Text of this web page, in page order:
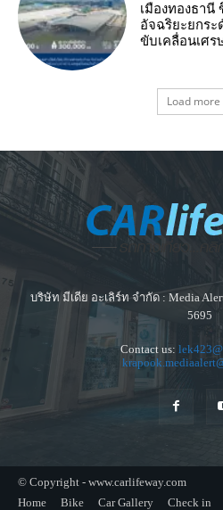
เมืองทองธานี
อัจฉริยะยกร
ขับเคลื่อนเศร
Load more
บริษัท มีเดีย อะเลิร์ท จำกัด : Media
5695
Contact us:
© Copyright - www.carlifeway.com
Home
Bike Car Gallery Check in